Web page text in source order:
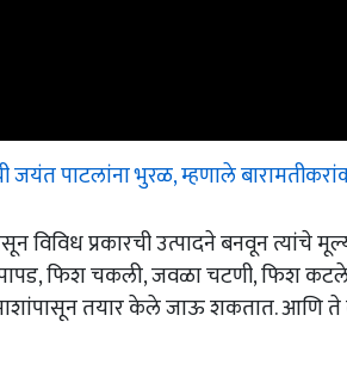
जयंत पाटलांना भुरळ, म्हणाले
विविध प्रकारची उत्पादने बनवून त्यांचे
फिश चकली, जवळा चटणी, फिश
माशांपासून तयार केले जाऊ शकतात. आणि